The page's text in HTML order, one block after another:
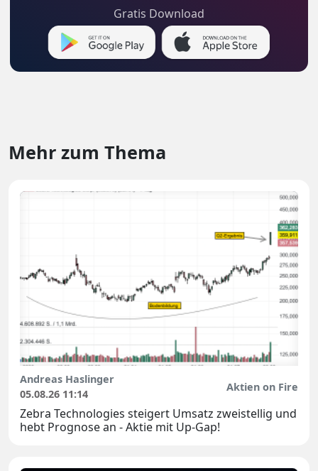
Gratis Download
Mehr zum Thema
Andreas Haslinger
05.08.26 11:14
Aktien on Fire
Zebra Technologies steigert Umsatz zweistellig und
hebt Prognose an - Aktie mit Up-Gap!